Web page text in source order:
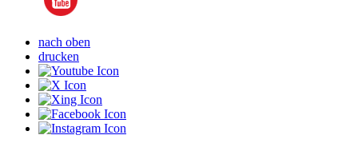
nach oben
drucken